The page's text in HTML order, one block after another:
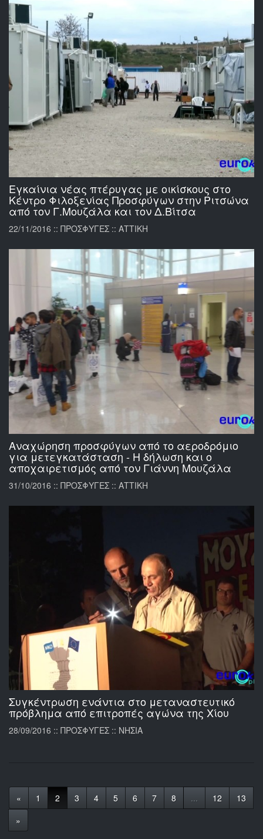
Εγκαίνια νέας πτέρυγας με οικίσκους στο
Κέντρο Φιλοξενίας Προσφύγων στην Ριτσώνα
από τον Γ.Μουζάλα και τον Δ.Βίτσα
22/11/2016 :: ΠΡΟΣΦΥΓΕΣ :: ΑΤΤΙΚΗ
Αναχώρηση προσφύγων από το αεροδρόμιο
για μετεγκατάσταση - Η δήλωση και ο
αποχαιρετισμός από τον Γιάννη Μουζάλα
31/10/2016 :: ΠΡΟΣΦΥΓΕΣ :: ΑΤΤΙΚΗ
Συγκέντρωση ενάντια στο μεταναστευτικό
πρόβλημα από επιτροπές αγώνα της Χίου
28/09/2016 :: ΠΡΟΣΦΥΓΕΣ :: ΝΗΣΙΑ
« 1 2 3 4 5 6 7 8 ... 12
13
»